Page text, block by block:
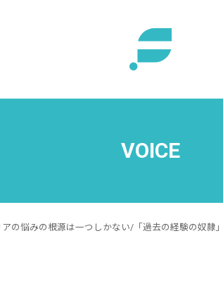
VOICE
の悩みの根源は一つしかない/「過去の経験の奴隷